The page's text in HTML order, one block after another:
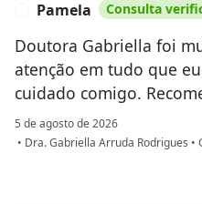
Pamela Consulta
Doutora Gabriella foi
atenção em tudo que
cuidado comigo.
5 de agosto de 2026
• Dra. Gabriella Arruda Rodrigues •